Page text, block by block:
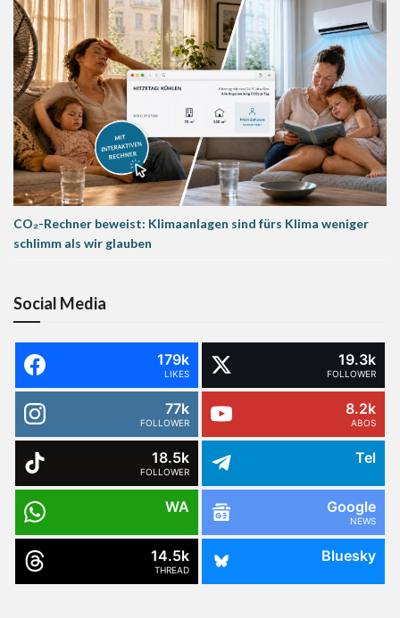
CO₂-Rechner beweist: Klimaanlagen sind fürs Klima weniger
schlimm als wir glauben
Social Media
179k
LIKES
19.3k
FOLLOWER
77k
FOLLOWER
8.2k
ABOS
18.5k
FOLLOWER
Tel
WA Google
NEWS
14.5k
THREAD
Bluesky